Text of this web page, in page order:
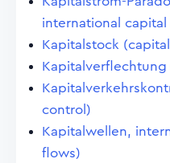
international capital
Kapitalstock
control)
Kapitalwellen,
flows)